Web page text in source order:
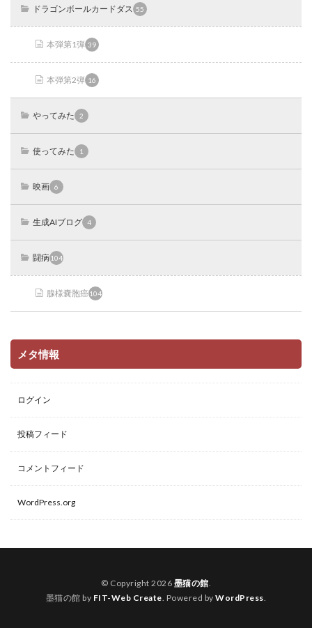
ドラゴンボールカードダス 55
本弾第1弾 39
本弾第2弾 16
やってみた 2
使ってみた 1
映画 6
生成AIブログ 4
闘病104
腺様嚢胞癌 104
メタ情報
ログイン
投稿フィード
コメントフィード
WordPress.org
© Copyright 2026 墨猫の館
墨猫の館 by FIT-Web Create . Powered byWordPress